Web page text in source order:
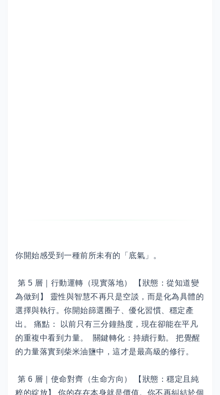
你開始感受到一種前所未有的「底氣」。
第 5 層｜行動運轉（現實落地） 【狀態：從知道變
為做到】 靈性與智慧不再只是空談，而是化為具體的
選擇與執行。你開始篩選圈子、優化習慣、穩定產
出。 痛點： 以前只有三分鐘熱度，現在卻能在平凡
的重複中看到力量。 關鍵轉化：持續行動。 把覺醒
的力量落實到柴米油鹽中，這才是最高級的修行。
第 6 層｜使命對齊（生命方向） 【狀態：穩定且純
粹的綻放】 你的存在本身就是價值。你不再糾結於個